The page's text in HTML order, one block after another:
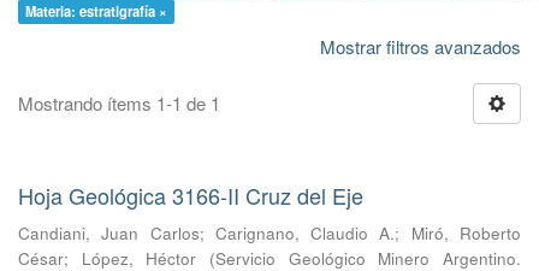
Materia: estratigrafía ×
Mostrar filtros avanzados
Mostrando ítems 1-1 de 1
Hoja Geológica 3166-II Cruz del Eje
Candiani, Juan Carlos; Carignano, Claudio A.; Miró, Roberto
César; López, Héctor (Servicio Geológico Minero Argentino.